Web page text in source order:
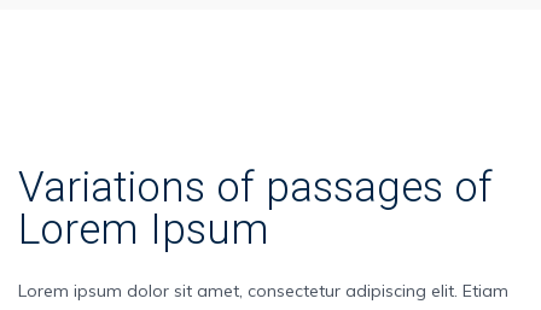
Variations of passages of
Lorem Ipsum
Lorem ipsum dolor sit amet, consectetur adipiscing elit. Etiam